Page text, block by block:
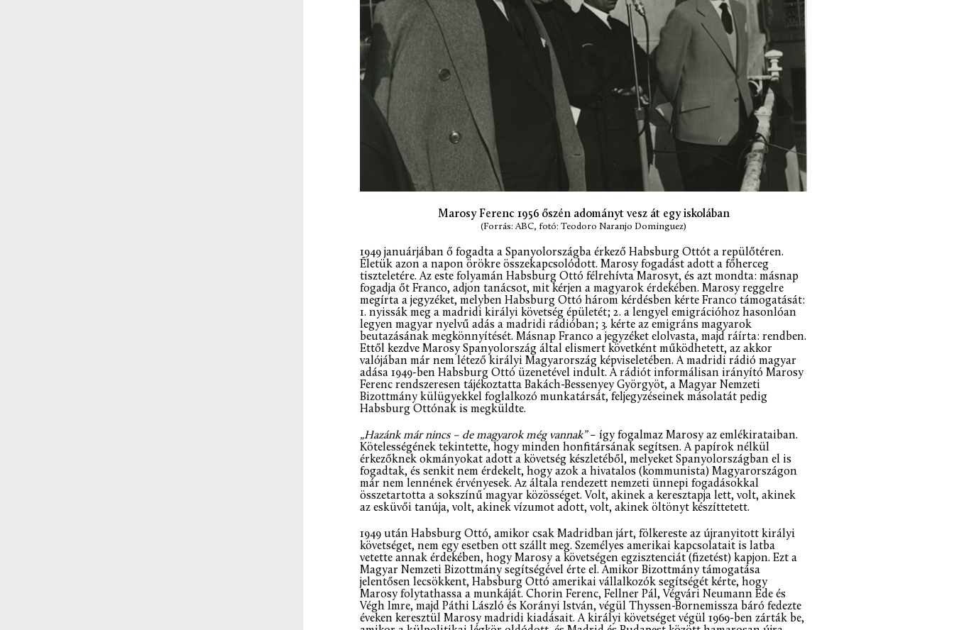
Marosy Ferenc 1956 őszén adományt vesz át egy iskolában
(Forrás: ABC, fotó: Teodoro Naranjo Dominguez)
1949 januárjában ő fogadta a Spanyolországba érkező Habsburg Ottót a repülőtéren.
Életük azon a napon örökre összekapcsolódott. Marosy fogadást adott a főherceg
tiszteletére. Az este folyamán Habsburg Ottó félrehívta Marosyt, és azt mondta: másnap
fogadja őt Franco, adjon tanácsot, mit kérjen a magyarok érdekében. Marosy reggelre
megírta a jegyzéket, melyben Habsburg Ottó három kérdésben kérte Franco támogatását:
1. nyissák meg a madridi királyi követség épületét; 2. a lengyel emigrációhoz hasonlóan
legyen magyar nyelvű adás a madridi rádióban; 3. kérte az emigráns magyarok
beutazásának megkönnyítését. Másnap Franco a jegyzéket elolvasta, majd ráírta: rendben.
Ettől kezdve Marosy Spanyolország által elismert követként működhetett, az akkor
valójában már nem létező királyi Magyarország képviseletében. A madridi rádió magyar
adása 1949-ben Habsburg Ottó üzenetével indult. A rádiót informálisan irányító Marosy
Ferenc rendszeresen tájékoztatta Bakách-Bessenyey Györgyöt, a Magyar Nemzeti
Bizottmány külügyekkel foglalkozó munkatársát, feljegyzéseinek másolatát pedig
Habsburg Ottónak is megküldte.
„Hazánk már nincs – de magyarok még vannak”– így fogalmaz Marosy az emlékirataiban.
Kötelességének tekintette, hogy minden honfitársának segítsen. A papírok nélkül
érkezőknek okmányokat adott a követség készletéből, melyeket Spanyolországban el is
fogadtak, és senkit nem érdekelt, hogy azok a hivatalos (kommunista) Magyarországon
már nem lennének érvényesek. Az általa rendezett nemzeti ünnepi fogadásokkal
összetartotta a sokszínű magyar közösséget. Volt, akinek a keresztapja lett, volt, akinek
az esküvői tanúja, volt, akinek vízumot adott, volt, akinek öltönyt készíttetett.
1949 után Habsburg Ottó, amikor csak Madridban járt, fölkereste az újranyitott királyi
követséget, nem egy esetben ott szállt meg. Személyes amerikai kapcsolatait is latba
vetette annak érdekében, hogy Marosy a követségen egzisztenciát (fizetést) kapjon. Ezt a
Magyar Nemzeti Bizottmány segítségével érte el. Amikor Bizottmány támogatása
jelentősen lecsökkent, Habsburg Ottó amerikai vállalkozók segítségét kérte, hogy
Marosy folytathassa a munkáját. Chorin Ferenc, Fellner Pál, Végvári Neumann Ede és
Végh Imre, majd Páthi László és Korányi István, végül Thyssen-Bornemissza báró fedezte
éveken keresztül Marosy madridi kiadásait. A királyi követséget végül 1969-ben zárták be,